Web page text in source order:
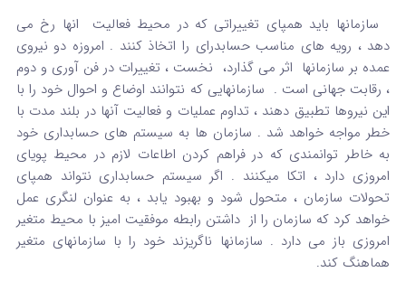
سازمانها باید همپای تغییراتی که در محیط فعالیت انها رخ می
دهد ، رویه های مناسب حسابدرای را اتخاذ کنند . امروزه دو نیروی
عمده بر سازمانها اثر می گذارد، نخست ، تغییرات در فن آوری و دوم
، رقابت جهانی است . سازمانهایی که نتوانند اوضاع و احوال خود را با
این نیروها تطبیق دهند ، تداوم عملیات و فعالیت آنها در بلند مدت با
خطر مواجه خواهد شد . سازمان ها به سیستم های حسابداری خود
به خاطر توانمندی که در فراهم کردن اطاعات لازم در محیط پویای
امروزی دارد ، اتکا میکنند . اگر سیستم حسابداری نتواند همپای
تحولات سازمان ، متحول شود و بهبود یابد ، به عنوان لنگری عمل
خواهد کرد که سازمان را از داشتن رابطه موفقیت امیز با محیط متغیر
امروزی باز می دارد . سازمانها ناگریزند خود را با سازمانهای متغیر
هماهنگ کند.